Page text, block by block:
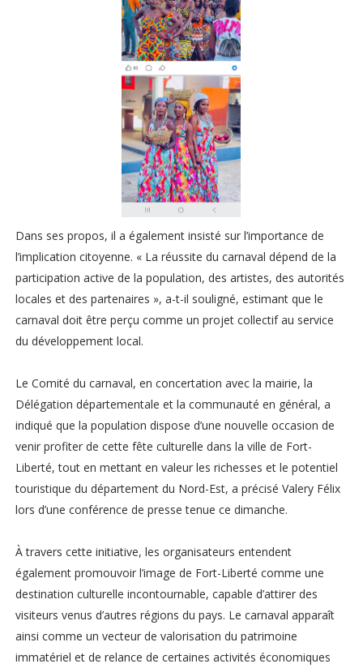
Dans ses propos, il a également insisté sur l’importance de
l’implication citoyenne. « La réussite du carnaval dépend de la
participation active de la population, des artistes, des autorités
locales et des partenaires », a-t-il souligné, estimant que le
carnaval doit être perçu comme un projet collectif au service
du développement local.
Le Comité du carnaval, en concertation avec la mairie, la
Délégation départementale et la communauté en général, a
indiqué que la population dispose d’une nouvelle occasion de
venir profiter de cette fête culturelle dans la ville de Fort-
Liberté, tout en mettant en valeur les richesses et le potentiel
touristique du département du Nord-Est, a précisé Valery Félix
lors d’une conférence de presse tenue ce dimanche.
À travers cette initiative, les organisateurs entendent
également promouvoir l’image de Fort-Liberté comme une
destination culturelle incontournable, capable d’attirer des
visiteurs venus d’autres régions du pays. Le carnaval apparaît
ainsi comme un vecteur de valorisation du patrimoine
immatériel et de relance de certaines activités économiques